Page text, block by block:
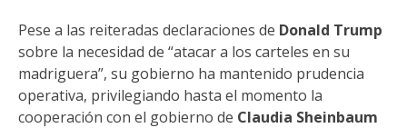
Pese a las reiteradas declaraciones de Donald Trump
sobre la necesidad de “atacar a los carteles en su
madriguera”, su gobierno ha mantenido prudencia
operativa, privilegiando hasta el momento la
cooperación con el gobierno de Claudia Sheinbaum